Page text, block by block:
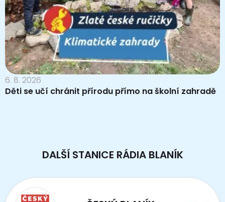
6. 8. 2026
Děti se učí chránit přírodu přímo na školní zahradě
DALŠÍ STANICE RÁDIA BLANÍK